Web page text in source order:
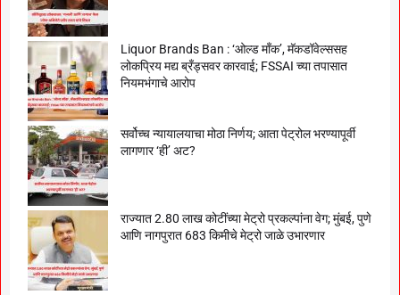
Liquor Brands Ban : ‘ओल्ड मॉंक’, मॅकडॉवेल्ससह
लोकप्रिय मद्य ब्रँड्सवर कारवाई; FSSAI च्या तपासात
नियमभंगाचे आरोप
सर्वोच्च न्यायालयाचा मोठा निर्णय; आता पेट्रोल भरण्यापूर्वी
लागणार ‘ही’ अट?
राज्यात 2.80 लाख कोटींच्या मेट्रो प्रकल्पांना वेग; मुंबई, पुणे
आणि नागपुरात 683 किमीचे मेट्रो जाळे उभारणार